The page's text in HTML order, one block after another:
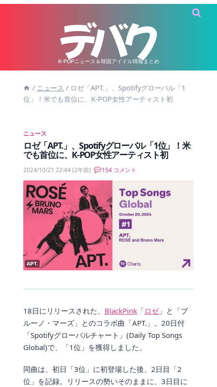
K-POPニュース＆韓国アイドル情報まとめ
/ ニュース / ロゼ「APT.」、Spotifyグローバル「1
位」！米でも首位に、K-POP女性アーティスト初
ニュース
ロゼ「APT.」、Spotifyグローバル「1位」！米
でも首位に、K-POP女性アーティスト初
2024/10/21 22:44(2年前) 154 コメント
18日にリリースされた、 BlackPink 「ロゼ」と「ブ
ルーノ・マーズ」とのコラボ曲「APT.」。20日付
「Spotifyグローバルチャート」(Daily Top Songs
Global)で、「1位」を獲得しました。
同曲は、初日「3位」に初登場した後、2日目「2
位」を記録。リリースの勢いそのままに、3日目に